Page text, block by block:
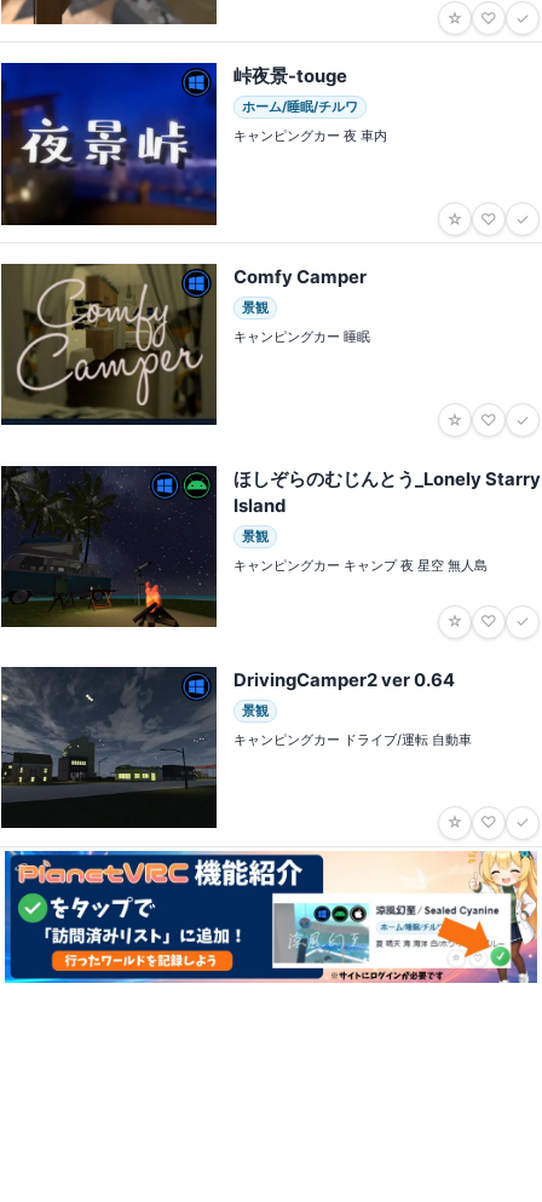
☆ ♡ ✓
峠夜景-touge
ホーム/睡眠/チルワ
キャンピングカー 夜 車内
☆ ♡ ✓
Comfy Camper
景観
キャンピングカー 睡眠
☆ ♡ ✓
ほしぞらのむじんとう_Lonely Starry
Island
景観
キャンピングカー キャンプ 夜 星空 無人島
☆ ♡ ✓
DrivingCamper2 ver 0․64
景観
キャンピングカー ドライブ/運転 自動車
☆ ♡ ✓